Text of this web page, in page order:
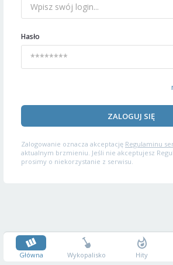
Hasło
ZALOGUJ SIĘ
Zalogowanie oznacza akceptację Regulaminu
aktualnym brzmieniu. Jeśli nie akceptujesz
prosimy o niekorzystanie z serwisu.
Główna Wykopalisko Hity